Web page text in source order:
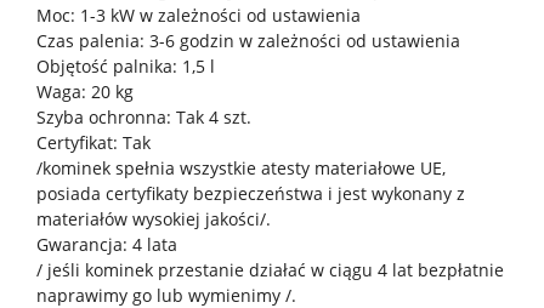
Moc: 1-3 kW w zależności od ustawienia
Czas palenia: 3-6 godzin w zależności od ustawienia
Objętość palnika: 1,5 l
Waga: 20 kg
Szyba ochronna: Tak 4 szt.
Certyfikat: Tak
/kominek spełnia wszystkie atesty materiałowe UE,
posiada certyfikaty bezpieczeństwa i jest wykonany z
materiałów wysokiej jakości/.
Gwarancja: 4 lata
/ jeśli kominek przestanie działać w ciągu 4 lat bezpłatnie
naprawimy go lub wymienimy /.